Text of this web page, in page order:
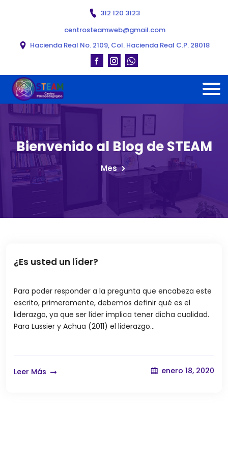
312 120 3123
centrosteamweb@gmail.com
Hacienda Real No. 2109, Col. Hacienda Real C.P. 28018
Bienvenido al Blog de STEAM
Mes
¿Es usted un líder?
Para poder responder a la pregunta que encabeza este
escrito, primeramente, debemos definir qué es el
liderazgo, ya que ser líder implica tener dicha cualidad.
Para Lussier y Achua (2011) el liderazgo…
Leer Más enero 18, 2020